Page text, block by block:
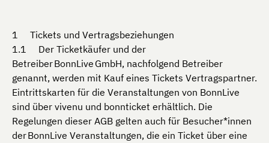
Tickets und Vertragsbeziehungen
Der Ticketkäufer und der
Betreiber BonnLive GmbH, nachfolgend Betreiber
genannt, werden mit Kauf eines Tickets Vertragspartner.
Eintrittskarten für die Veranstaltungen von BonnLive
sind über vivenu und bonnticket erhältlich. Die
Regelungen dieser AGB gelten auch für Besucher*innen
der BonnLive Veranstaltungen, die ein Ticket über eine